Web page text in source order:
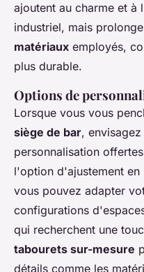
ajoutent au charme et à
industriel, mais
matériaux employés,
plus durable.
Options de
Lorsque vous vous
siège de bar,
personnalisation
l'option d'ajustement en
vous pouvez adapter
configurations
qui recherchent une
tabourets sur-mesure
détails comme les